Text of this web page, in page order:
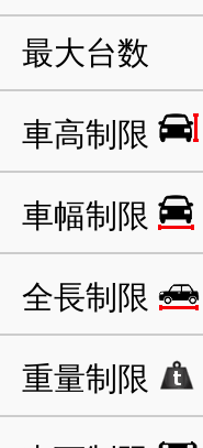
最大台数
車高制限
車幅制限
全長制限
重量制限